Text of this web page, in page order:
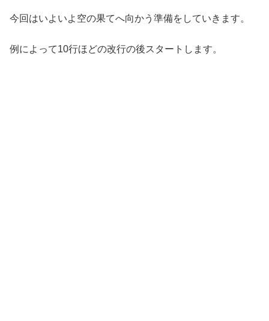
今回はいよいよ空の果てへ向かう準備をしていきます。
例によって10行ほどの改行の後スタートします。